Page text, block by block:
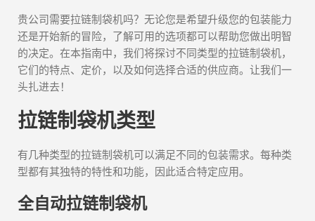
贵公司需要拉链制袋机吗？无论您是希望升级您的包装能力
还是开始新的冒险，了解可用的选项都可以帮助您做出明智
的决定。在本指南中，我们将探讨不同类型的拉链制袋机，
它们的特点、定价，以及如何选择合适的供应商。让我们一
头扎进去！
拉链制袋机类型
有几种类型的拉链制袋机可以满足不同的包装需求。每种类
型都有其独特的特性和功能，因此适合特定应用。
全自动拉链制袋机